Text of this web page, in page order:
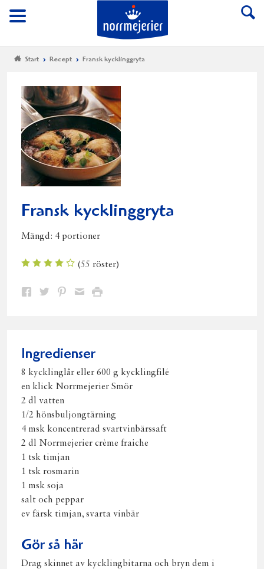
Meny
Till Norrmejerier
Start Recept Fransk kycklinggryta
Fransk kycklinggryta
Mängd: 4 portioner
(55 röster)
Dela Dela Dela DelaSkriv
Ingredienser
8 kycklinglår eller 600 g kycklingfilé
en klick Norrmejerier Smör
2 dl vatten
1/2 hönsbuljongtärning
4 msk koncentrerad svartvinbärssaft
2 dl Norrmejerier crème fraiche
1 tsk timjan
1 tsk rosmarin
1 msk soja
salt och peppar
ev färsk timjan, svarta vinbär
Gör så här
Drag skinnet av kycklingbitarna och bryn dem i